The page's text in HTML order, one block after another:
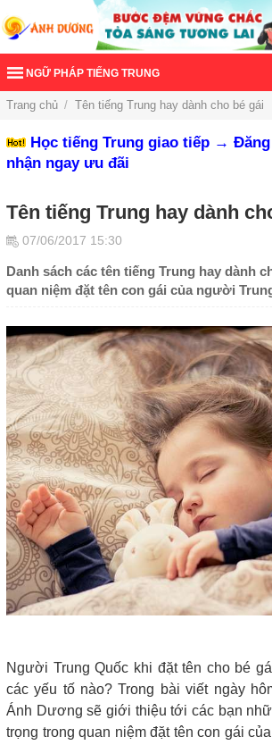
NGỮ PHÁP TIẾNG TRUNG
Trang chủ / Tên tiếng Trung hay dành cho bé gái
Học tiếng Trung giao tiếp →
nhận ngay ưu đãi
Tên tiếng Trung hay dành
07/06/2017 15:30
Danh sách các tên tiếng Trung hay dành
quan niệm đặt tên con gái của người
Người Trung Quốc khi đặt tên cho bé
các yếu tố nào? Trong bài viết ngày
Ánh Dương sẽ giới thiệu tới các bạn
trọng trong quan niệm đặt tên con gái